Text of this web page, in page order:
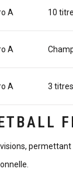
A 10
A
A 3
permettant